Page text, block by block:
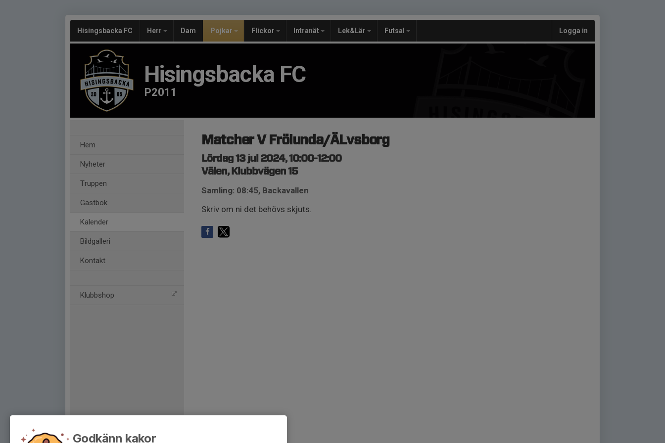
Hisingsbacka FC Herr Dam Pojkar Flickor Intranät Lek&Lär Futsal Logga in
Hisingsbacka FC
P2011
Hem
Nyheter
Truppen
Gästbok
Kalender
Bildgalleri
Kontakt
Klubbshop
Matcher V Frölunda/ÄLvsborg
Lördag 13 jul 2024, 10:00-12:00
Välen, Klubbvägen 15
Samling: 08:45, Backavallen
Skriv om ni det behövs skjuts.
Godkänn kakor